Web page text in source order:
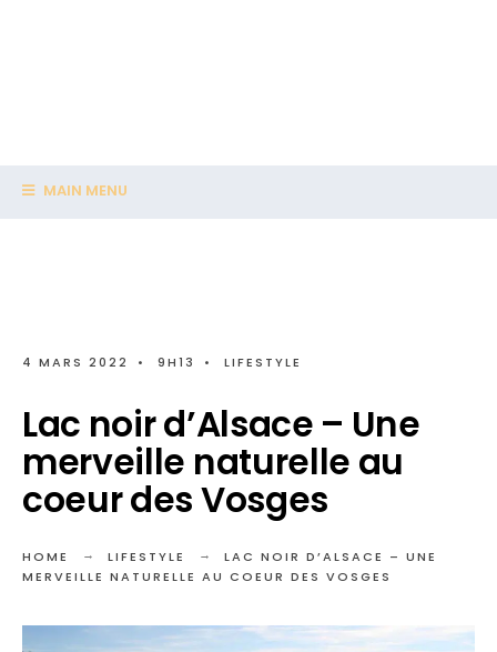
MAIN MENU
4 MARS 2022 • 9H13 • LIFESTYLE
Lac noir d’Alsace – Une
merveille naturelle au
coeur des Vosges
HOME LIFESTYLE
LAC NOIR D’ALSACE – UNE
MERVEILLE NATURELLE AU COEUR DES VOSGES